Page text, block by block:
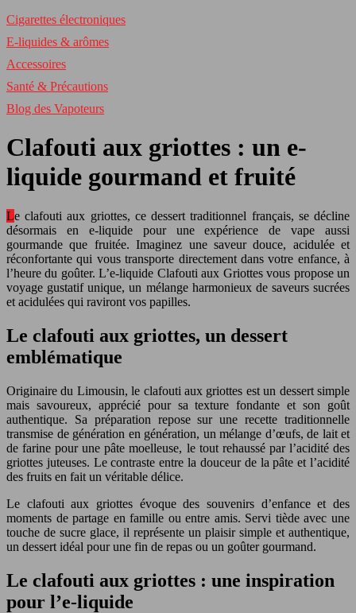
Cigarettes électroniques
E-liquides & arômes
Accessoires
Santé & Précautions
Blog des Vapoteurs
Clafouti aux griottes : un e-
liquide gourmand et fruité
Le clafouti aux griottes, ce dessert traditionnel français, se décline
désormais en e-liquide pour une expérience de vape aussi
gourmande que fruitée. Imaginez une saveur douce, acidulée et
réconfortante qui vous transporte directement dans votre enfance, à
l’heure du goûter. L’e-liquide Clafouti aux Griottes vous propose un
voyage gustatif unique, un mélange harmonieux de saveurs sucrées
et acidulées qui raviront vos papilles.
Le clafouti aux griottes, un dessert
emblématique
Originaire du Limousin, le clafouti aux griottes est un dessert simple
mais savoureux, apprécié pour sa texture fondante et son goût
authentique. Sa préparation repose sur une recette traditionnelle
transmise de génération en génération, un mélange d’œufs, de lait et
de farine pour une pâte moelleuse, le tout rehaussé par l’acidité des
griottes juteuses. Le contraste entre la douceur de la pâte et l’acidité
des fruits en fait un véritable délice.
Le clafouti aux griottes évoque des souvenirs d’enfance et des
moments de partage en famille ou entre amis. Servi tiède avec une
touche de sucre glace, il représente un plaisir simple et authentique,
un dessert idéal pour une fin de repas ou un goûter gourmand.
Le clafouti aux griottes : une inspiration
pour l’e-liquide